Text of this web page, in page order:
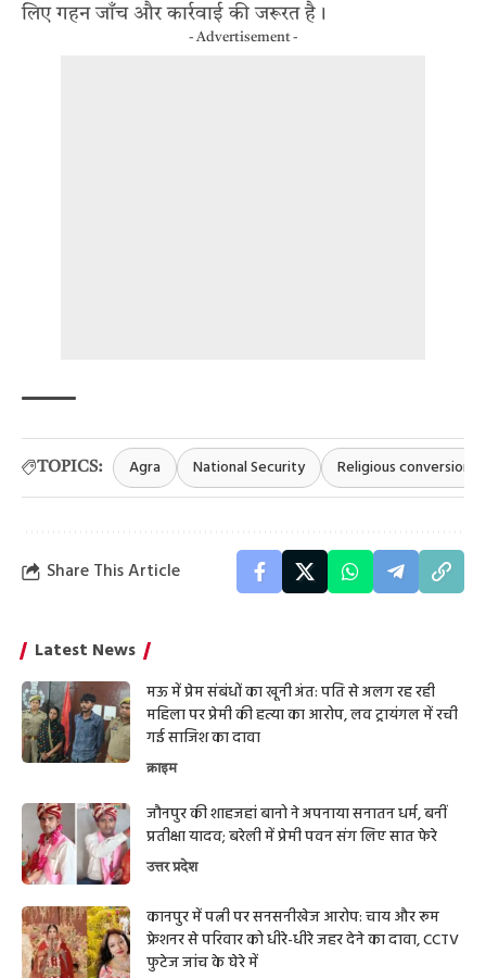
लिए गहन जाँच और कार्रवाई की जरूरत है।
- Advertisement -
TOPICS: Agra National Security Religious conversion
Share This Article
Latest News
मऊ में प्रेम संबंधों का खूनी अंत: पति से अलग रह रही
महिला पर प्रेमी की हत्या का आरोप, लव ट्रायंगल में रची
गई साजिश का दावा
क्राइम
जौनपुर की शाहजहां बानो ने अपनाया सनातन धर्म, बनीं
प्रतीक्षा यादव; बरेली में प्रेमी पवन संग लिए सात फेरे
उत्तर प्रदेश
कानपुर में पत्नी पर सनसनीखेज आरोप: चाय और रूम
फ्रेशनर से परिवार को धीरे-धीरे जहर देने का दावा, CCTV
फुटेज जांच के घेरे में